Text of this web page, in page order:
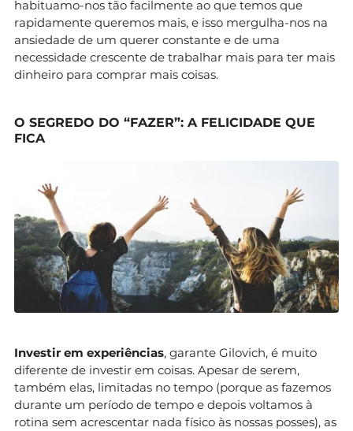
habituamo-nos tão facilmente ao que temos que
rapidamente queremos mais, e isso mergulha-nos na
ansiedade de um querer constante e de uma
necessidade crescente de trabalhar mais para ter mais
dinheiro para comprar mais coisas.
O SEGREDO DO “FAZER”: A FELICIDADE QUE
FICA
Investir em experiências, garante Gilovich, é muito
diferente de investir em coisas. Apesar de serem,
também elas, limitadas no tempo (porque as fazemos
durante um período de tempo e depois voltamos à
rotina sem acrescentar nada físico às nossas posses), as